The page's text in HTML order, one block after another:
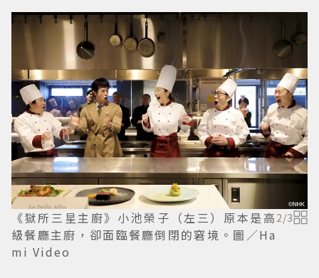
《獄所三星主廚》小池榮子（左三）原本是高
級餐廳主廚，卻面臨餐廳倒閉的窘境。圖／Ha
mi Video
2/3